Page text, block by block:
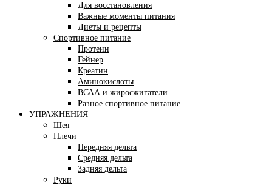
Для восстановления
Важные моменты питания
Диеты и рецепты
Спортивное питание
Протеин
Гейнер
Креатин
Аминокислоты
ВСАА и жиросжигатели
Разное спортивное питание
УПРАЖНЕНИЯ
Шея
Плечи
Передняя дельта
Средняя дельта
Задняя дельта
Руки